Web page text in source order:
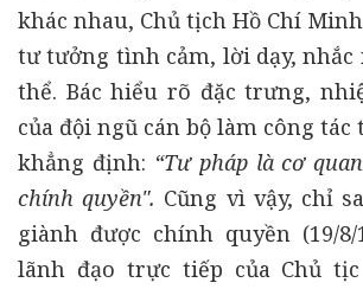
khác nhau, Chủ tịch Hồ Chí
tư tưởng tình cảm, lời dạy, nhắc
thể. Bác hiểu rõ đặc trưng,
của đội ngũ cán bộ làm công
khẳng định: “Tư pháp là cơ
chính quyền". Cũng vì vậy, chỉ
giành được chính quyền (19/
lãnh đạo trực tiếp của Chủ